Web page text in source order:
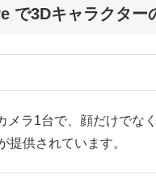
で3Dキャラクター
メラ1台で、顔だけでな
提供されています。